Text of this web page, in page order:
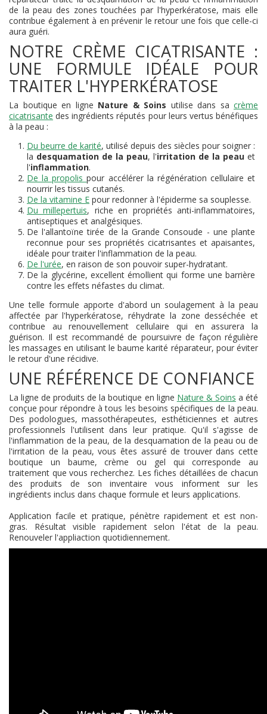
de la peau des zones touchées par l'hyperkératose, mais elle
contribue également à en prévenir le retour une fois que celle-ci
aura guéri.
NOTRE CRÈME CICATRISANTE :
UNE FORMULE IDÉALE POUR
TRAITER L'HYPERKÉRATOSE
La boutique en ligne Nature & Soins utilise dans sa crème
cicatrisante des ingrédients réputés pour leurs vertus bénéfiques
à la peau :
Du beurre de karité, utilisé depuis des siècles pour soigner :
la desquamation de la peau, l'irritation de la peau et
l'inflammation.
De la propolispour accélérer la régénération cellulaire et
nourrir les tissus cutanés.
De la vitamine E pour redonner à l'épiderme sa souplesse.
Du millepertuis, riche en propriétés anti-inflammatoires,
antiseptiques et analgésiques.
De l'allantoïne tirée de la Grande Consoude - une plante
reconnue pour ses propriétés cicatrisantes et apaisantes,
idéale pour traiter l'inflammation de la peau.
De l'urée, en raison de son pouvoir super-hydratant.
De la glycérine, excellent émollient qui forme une barrière
contre les effets néfastes du climat.
Une telle formule apporte d'abord un soulagement à la peau
affectée par l'hyperkératose, réhydrate la zone desséchée et
contribue au renouvellement cellulaire qui en assurera la
guérison. Il est recommandé de poursuivre de façon régulière
les massages en utilisant le baume karité réparateur, pour éviter
le retour d'une récidive.
UNE RÉFÉRENCE DE CONFIANCE
La ligne de produits de la boutique en ligne Nature & Soins a été
conçue pour répondre à tous les besoins spécifiques de la peau.
Des podologues, massothérapeutes, esthéticiennes et autres
professionnels l'utilisent dans leur pratique. Qu'il s'agisse de
l'inflammation de la peau, de la desquamation de la peau ou de
l'irritation de la peau, vous êtes assuré de trouver dans cette
boutique un baume, crème ou gel qui corresponde au
traitement que vous recherchez. Les fiches détaillées de chacun
des produits de son inventaire vous informent sur les
ingrédients inclus dans chaque formule et leurs applications.
Application facile et pratique, pénètre rapidement et est non-
gras. Résultat visible rapidement selon l'état de la peau.
Renouveler l'appliaction quotidiennement.